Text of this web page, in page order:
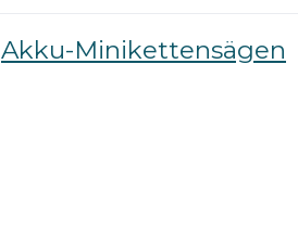
Akku-Minikettensägen